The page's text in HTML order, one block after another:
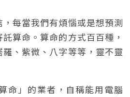
每當我們有煩惱或是想預測
算命。算命的方式百百種，
、紫微、八字等等，靈不靈
命」的業者，自稱能用電腦